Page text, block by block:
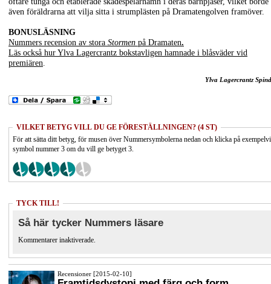
även föräldrarna att vilja sitta i strumplästen på Dramatengolven framöver.
BONUSLÄSNING
Nummers recension av stora Stormen på Dramaten.
Läs också hur Ylva Lagercrantz bokstavligen hamnade i blåsväder vid
premiären.
Ylva Lagercrantz
VILKET BETYG VILL DU GE FÖRESTÄLLNINGEN? (4 ST)
För att sätta ditt betyg, för musen över Nummersymbolerna nedan och klicka på
symbol nummer 3 om du vill ge betyget 3.
TYCK TILL!
Så här tycker Nummers läsare
Kommentarer inaktiverade.
Recensioner [2015-02-10]